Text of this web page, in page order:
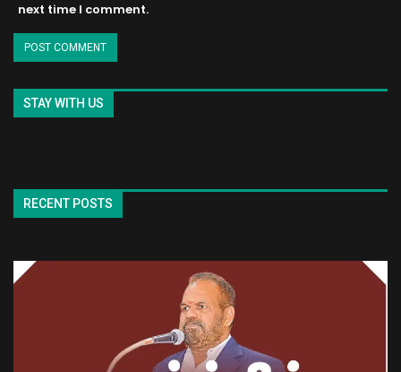
next time I comment.
STAY WITH US
RECENT POSTS